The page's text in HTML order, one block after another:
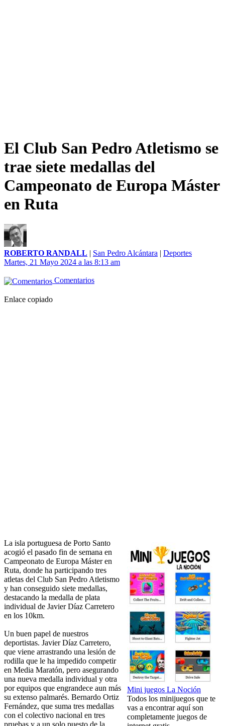
El Club San Pedro Atletismo se
trae siete medallas del
Campeonato de Europa Máster
en Ruta
ROBERTO RANDALL | San Pedro Alcántara | Deportes
Martes, 21 Mayo 2024 a las 8:13 am
Comentarios
Enlace copiado
Mini juegos La Noción
Todos los minijuegos que te
vas a encontrar aquí son
completamente juegos de
La isla portuguesa de Porto Santo
acogió el pasado fin de semana en
Campeonato de Europa Máster en
Ruta, donde ha participando tres
atletas del Club San Pedro Atletismo
y han conseguido siete medallas,
destacando la medalla de plata
individual de Javier Díaz Carretero
en los 10km.
Un buen papel de nuestros
deportistas. Javier Díaz Carretero,
que viene arrastrando una lesión de
rodilla que le ha impedido competir
en Media Maratón, pero asegurando
una nueva medalla individual y otra
por equipos que engrandece aun más
su extenso palmarés. Bernardo Ortiz
Fernández, que suma tres medallas
con el colectivo nacional en tres
pruebas y a un solo puesto de la